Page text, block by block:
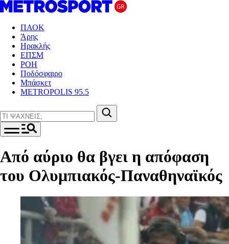
ΠΑΟΚ
Άρης
Ηρακλής
ΕΠΣΜ
ΡΟΗ
Ποδόσφαιρο
Μπάσκετ
METROPOLIS 95.5
Από αύριο θα βγει η απόφαση
του Ολυμπιακός-Παναθηναϊκός